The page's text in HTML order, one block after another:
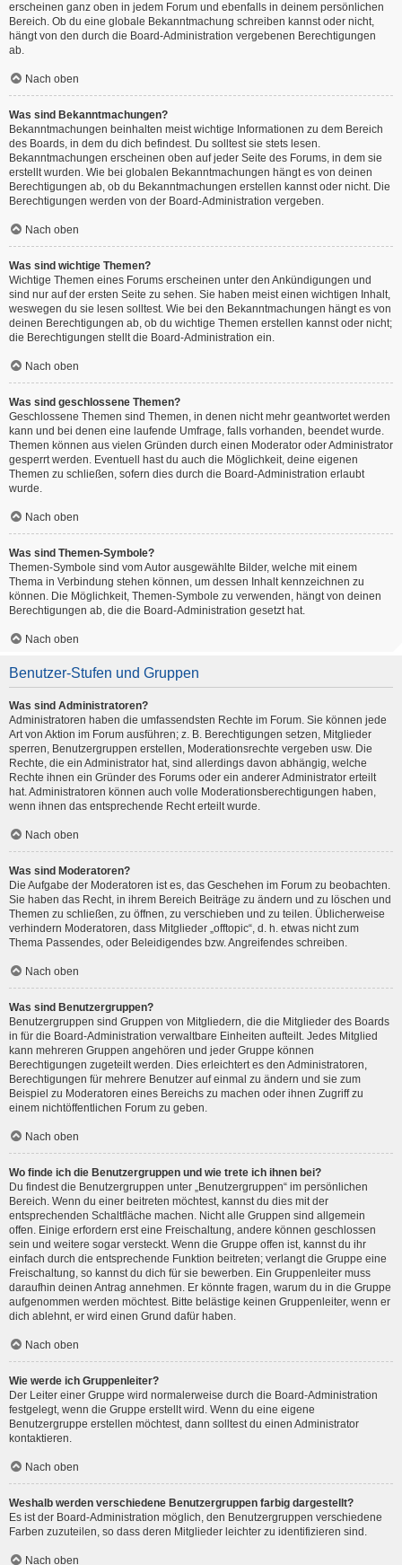
erscheinen ganz oben in jedem Forum und ebenfalls in deinem persönlichen
Bereich. Ob du eine globale Bekanntmachung schreiben kannst oder nicht,
hängt von den durch die Board-Administration vergebenen Berechtigungen
ab.
Nach oben
Was sind Bekanntmachungen?
Bekanntmachungen beinhalten meist wichtige Informationen zu dem Bereich
des Boards, in dem du dich befindest. Du solltest sie stets lesen.
Bekanntmachungen erscheinen oben auf jeder Seite des Forums, in dem sie
erstellt wurden. Wie bei globalen Bekanntmachungen hängt es von deinen
Berechtigungen ab, ob du Bekanntmachungen erstellen kannst oder nicht. Die
Berechtigungen werden von der Board-Administration vergeben.
Nach oben
Was sind wichtige Themen?
Wichtige Themen eines Forums erscheinen unter den Ankündigungen und
sind nur auf der ersten Seite zu sehen. Sie haben meist einen wichtigen Inhalt,
weswegen du sie lesen solltest. Wie bei den Bekanntmachungen hängt es von
deinen Berechtigungen ab, ob du wichtige Themen erstellen kannst oder nicht;
die Berechtigungen stellt die Board-Administration ein.
Nach oben
Was sind geschlossene Themen?
Geschlossene Themen sind Themen, in denen nicht mehr geantwortet werden
kann und bei denen eine laufende Umfrage, falls vorhanden, beendet wurde.
Themen können aus vielen Gründen durch einen Moderator oder Administrator
gesperrt werden. Eventuell hast du auch die Möglichkeit, deine eigenen
Themen zu schließen, sofern dies durch die Board-Administration erlaubt
wurde.
Nach oben
Was sind Themen-Symbole?
Themen-Symbole sind vom Autor ausgewählte Bilder, welche mit einem
Thema in Verbindung stehen können, um dessen Inhalt kennzeichnen zu
können. Die Möglichkeit, Themen-Symbole zu verwenden, hängt von deinen
Berechtigungen ab, die die Board-Administration gesetzt hat.
Nach oben
Benutzer-Stufen und Gruppen
Was sind Administratoren?
Administratoren haben die umfassendsten Rechte im Forum. Sie können jede
Art von Aktion im Forum ausführen; z. B. Berechtigungen setzen, Mitglieder
sperren, Benutzergruppen erstellen, Moderationsrechte vergeben usw. Die
Rechte, die ein Administrator hat, sind allerdings davon abhängig, welche
Rechte ihnen ein Gründer des Forums oder ein anderer Administrator erteilt
hat. Administratoren können auch volle Moderationsberechtigungen haben,
wenn ihnen das entsprechende Recht erteilt wurde.
Nach oben
Was sind Moderatoren?
Die Aufgabe der Moderatoren ist es, das Geschehen im Forum zu beobachten.
Sie haben das Recht, in ihrem Bereich Beiträge zu ändern und zu löschen und
Themen zu schließen, zu öffnen, zu verschieben und zu teilen. Üblicherweise
verhindern Moderatoren, dass Mitglieder „offtopic“, d. h. etwas nicht zum
Thema Passendes, oder Beleidigendes bzw. Angreifendes schreiben.
Nach oben
Was sind Benutzergruppen?
Benutzergruppen sind Gruppen von Mitgliedern, die die Mitglieder des Boards
in für die Board-Administration verwaltbare Einheiten aufteilt. Jedes Mitglied
kann mehreren Gruppen angehören und jeder Gruppe können
Berechtigungen zugeteilt werden. Dies erleichtert es den Administratoren,
Berechtigungen für mehrere Benutzer auf einmal zu ändern und sie zum
Beispiel zu Moderatoren eines Bereichs zu machen oder ihnen Zugriff zu
einem nichtöffentlichen Forum zu geben.
Nach oben
Wo finde ich die Benutzergruppen und wie trete ich ihnen bei?
Du findest die Benutzergruppen unter „Benutzergruppen“ im persönlichen
Bereich. Wenn du einer beitreten möchtest, kannst du dies mit der
entsprechenden Schaltfläche machen. Nicht alle Gruppen sind allgemein
offen. Einige erfordern erst eine Freischaltung, andere können geschlossen
sein und weitere sogar versteckt. Wenn die Gruppe offen ist, kannst du ihr
einfach durch die entsprechende Funktion beitreten; verlangt die Gruppe eine
Freischaltung, so kannst du dich für sie bewerben. Ein Gruppenleiter muss
daraufhin deinen Antrag annehmen. Er könnte fragen, warum du in die Gruppe
aufgenommen werden möchtest. Bitte belästige keinen Gruppenleiter, wenn er
dich ablehnt, er wird einen Grund dafür haben.
Nach oben
Wie werde ich Gruppenleiter?
Der Leiter einer Gruppe wird normalerweise durch die Board-Administration
festgelegt, wenn die Gruppe erstellt wird. Wenn du eine eigene
Benutzergruppe erstellen möchtest, dann solltest du einen Administrator
kontaktieren.
Nach oben
Weshalb werden verschiedene Benutzergruppen farbig dargestellt?
Es ist der Board-Administration möglich, den Benutzergruppen verschiedene
Farben zuzuteilen, so dass deren Mitglieder leichter zu identifizieren sind.
Nach oben